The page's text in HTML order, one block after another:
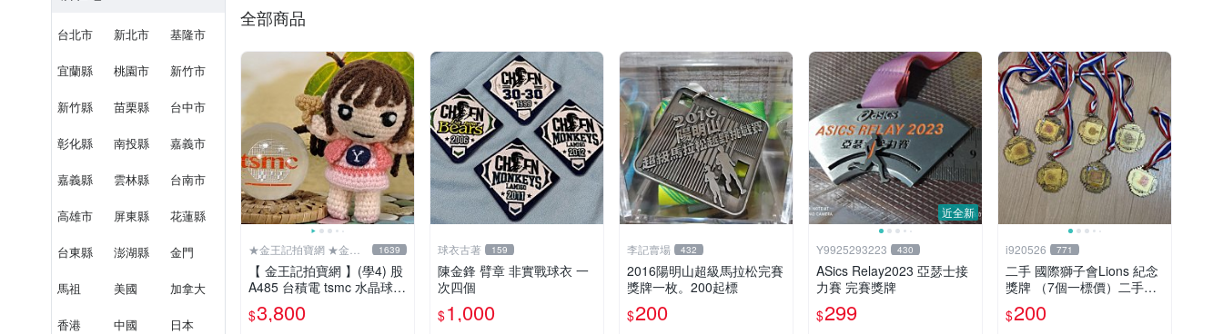
台北市 新北市 基隆市
宜蘭縣 桃園市 新竹市
新竹縣 苗栗縣 台中市
彰化縣 南投縣 嘉義市
嘉義縣 雲林縣 台南市
高雄市 屏東縣 花蓮縣
台東縣 澎湖縣 金門
馬祖 美國 加拿大
香港 中國 日本
全部商品
★金王記拍寶網 ★金王
記拍寶趣
1639
【 金王記拍寶網 】(學4) 股
A485 台積電 tsmc 水晶球一
顆 罕件稀有
$3,800
球衣古著 159
陳金鋒 臂章 非實戰球衣 一
次四個
$1,000
李記賣場 432
2016陽明山超級馬拉松完賽
獎牌一枚。200起標
$200
近全新
Y9925293223 430
ASics Relay2023 亞瑟士接
力賽 完賽獎牌
$299
i920526 771
二手 國際獅子會Lions 紀念
獎牌 （7個一標價）二手擺
件 二手獎牌 早期獎牌 背景
$200